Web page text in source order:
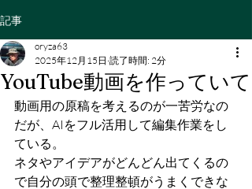
記事
YouTube動画を作っていて
oryza63
2025年12月15日 読了時間: 2分
動画用の原稿を考えるのが一苦労なの
だが、AIをフル活用して編集作業をし
ている。
ネタやアイデアがどんどん出てくるの
で自分の頭で整理整頓がうまくできな